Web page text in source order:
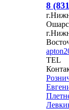
8
TEL